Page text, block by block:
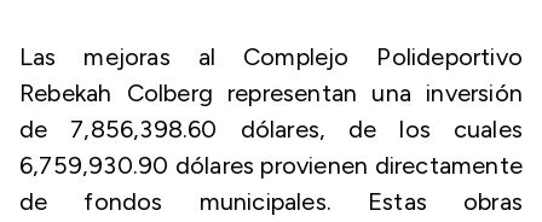
Las mejoras al Complejo Polideportivo
Rebekah Colberg representan una inversión
de 7,856,398.60 dólares, de los cuales
6,759,930.90 dólares provienen directamente
de fondos municipales. Estas obras